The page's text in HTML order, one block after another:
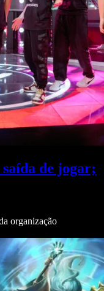
de jogar;
organização